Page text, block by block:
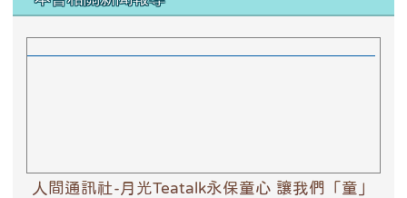
人間通訊社-月光Teatalk永保童心 讓我們「童」